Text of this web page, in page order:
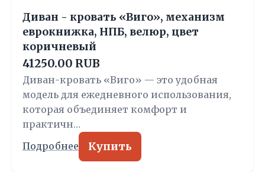
Диван - кровать «Виго», механизм
еврокнижка, НПБ, велюр, цвет
коричневый
41250.00 RUB
Диван-кровать «Виго» — это удобная
модель для ежедневного использования,
которая объединяет комфорт и
практичн…
Подробнее Купить